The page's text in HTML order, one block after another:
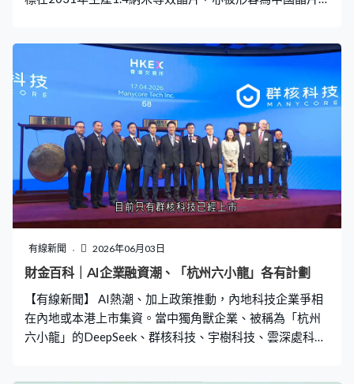
路容納量、達至提升算力，全球龍頭台積電及三星都致力
研發少至1納米及以下的製程技術。但物理極限令到電流越
來越難控制，功耗散熱成為大問題，高成本下全球能跟進
的晶片廠商只有兩三間。 人民日報指出，華為的「韜定
律」推動半導體與電子系統持續演進，並以量產的381款
晶片驗證其可行性及商業前景，標誌中國在半導體技術路
線開闢「第二曲線」。 「韜定律」可謂是打破西方沿用多
年的晶片「平面」升級思路，改以三維「立體」發展，解
決中國在取得精密晶片工藝的困境。不少大行亦看好前
景，摩根士丹利認為「韜定律」是AI基建的超級催化劑，
將直接推動先進封裝行業指數級增長。大和亦認為「韜定
律」理論有驚喜，顯示華為在設計與製造環節已取得突
破。 亦有業內人士認為華為技術成果展現中國工程實力，
但亦反映中國在美國出口管制下短期內仍難突破極紫外光
微影設備限制，與全球領先晶片製造商之
有線新聞 2026年06月03日
財金百科｜AI企業融資潮、「杭州六小龍」各有計劃
【有線新聞】 AI熱潮、加上政策推動，內地科技企業爭相
在內地或本港上市集資。當中獨角獸企業、被稱為「杭州
六小龍」的DeepSeek、群核科技、宇樹科技、雲深處科